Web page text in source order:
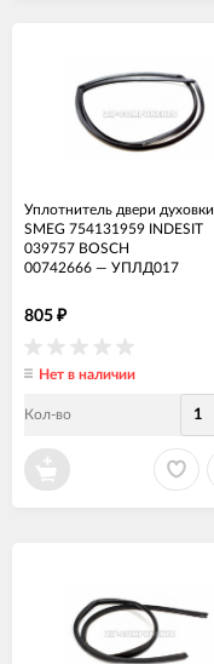
Уплотнитель двери духовки
SMEG 754131959 INDESIT
039757 BOSCH
00742666 — УПЛД017
805 ₽
Нет в наличии
Кол-во